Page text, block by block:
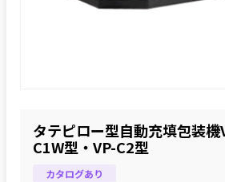
タテピロー型自動充填包装機
C1W型・VP-C2型
カタログあり